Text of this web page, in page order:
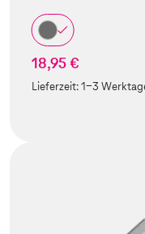
18,95 €
Lieferzeit:1-3